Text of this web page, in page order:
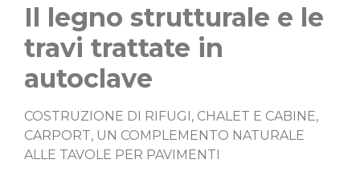
Il legno strutturale e le
travi trattate in
autoclave
COSTRUZIONE DI RIFUGI, CHALET E CABINE,
CARPORT, UN COMPLEMENTO NATURALE
ALLE TAVOLE PER PAVIMENTI